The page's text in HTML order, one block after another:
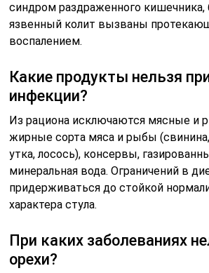
синдром раздраженного кишечника,
язвенный колит вызваны
воспалением.
Какие продукты нельзя
инфекции?
Из рациона исключаются мясные и
жирные сорта мяса и рыбы (свинина,
утка, лосось), консервы,
минеральная вода. Ограничений в
придерживаться до стойкой
характера стула.
При каких заболеваниях
орехи?